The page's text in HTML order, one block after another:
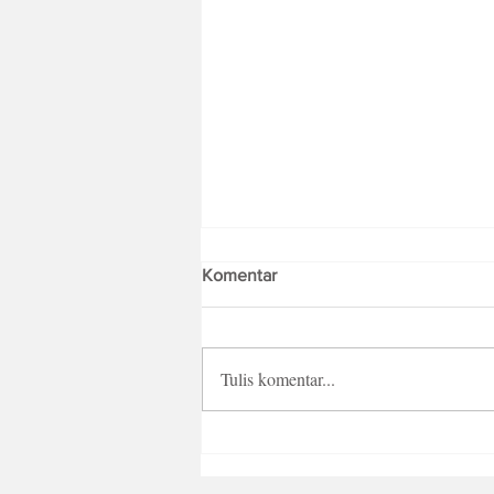
Komentar
Tulis komentar...